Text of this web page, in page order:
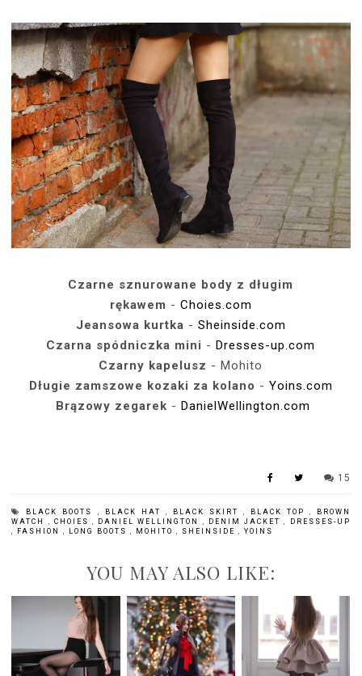
Czarne sznurowane body z długim
rękawem - Choies.com
Jeansowa kurtka - Sheinside.com
Czarna spódniczka mini -Dresses-up.com
Czarny kapelusz - Mohito
Długie zamszowe kozaki za kolano - Yoins.com
Brązowy zegarek - DanielWellington.com
15
BLACK BOOTS , BLACK HAT , BLACK SKIRT , BLACK TOP ,
BROWN
WATCH , CHOIES, DANIEL WELLINGTON , DENIM JACKET,
DRESSES-UP
, FASHION, LONG BOOTS, MOHITO, SHEINSIDE,YOINS
YOU MAY ALSO LIKE: